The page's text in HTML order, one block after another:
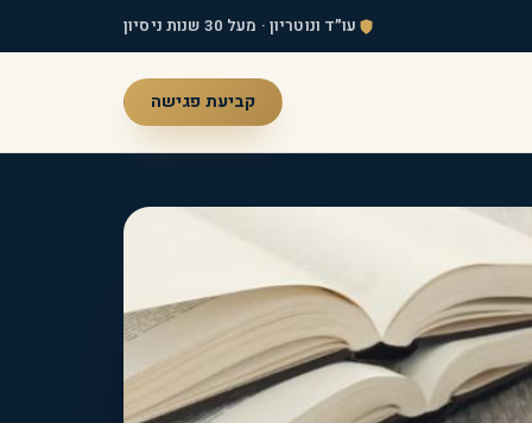
עו״ד ונוטריון · מעל 30 שנות ניסיון
קביעת פגישה